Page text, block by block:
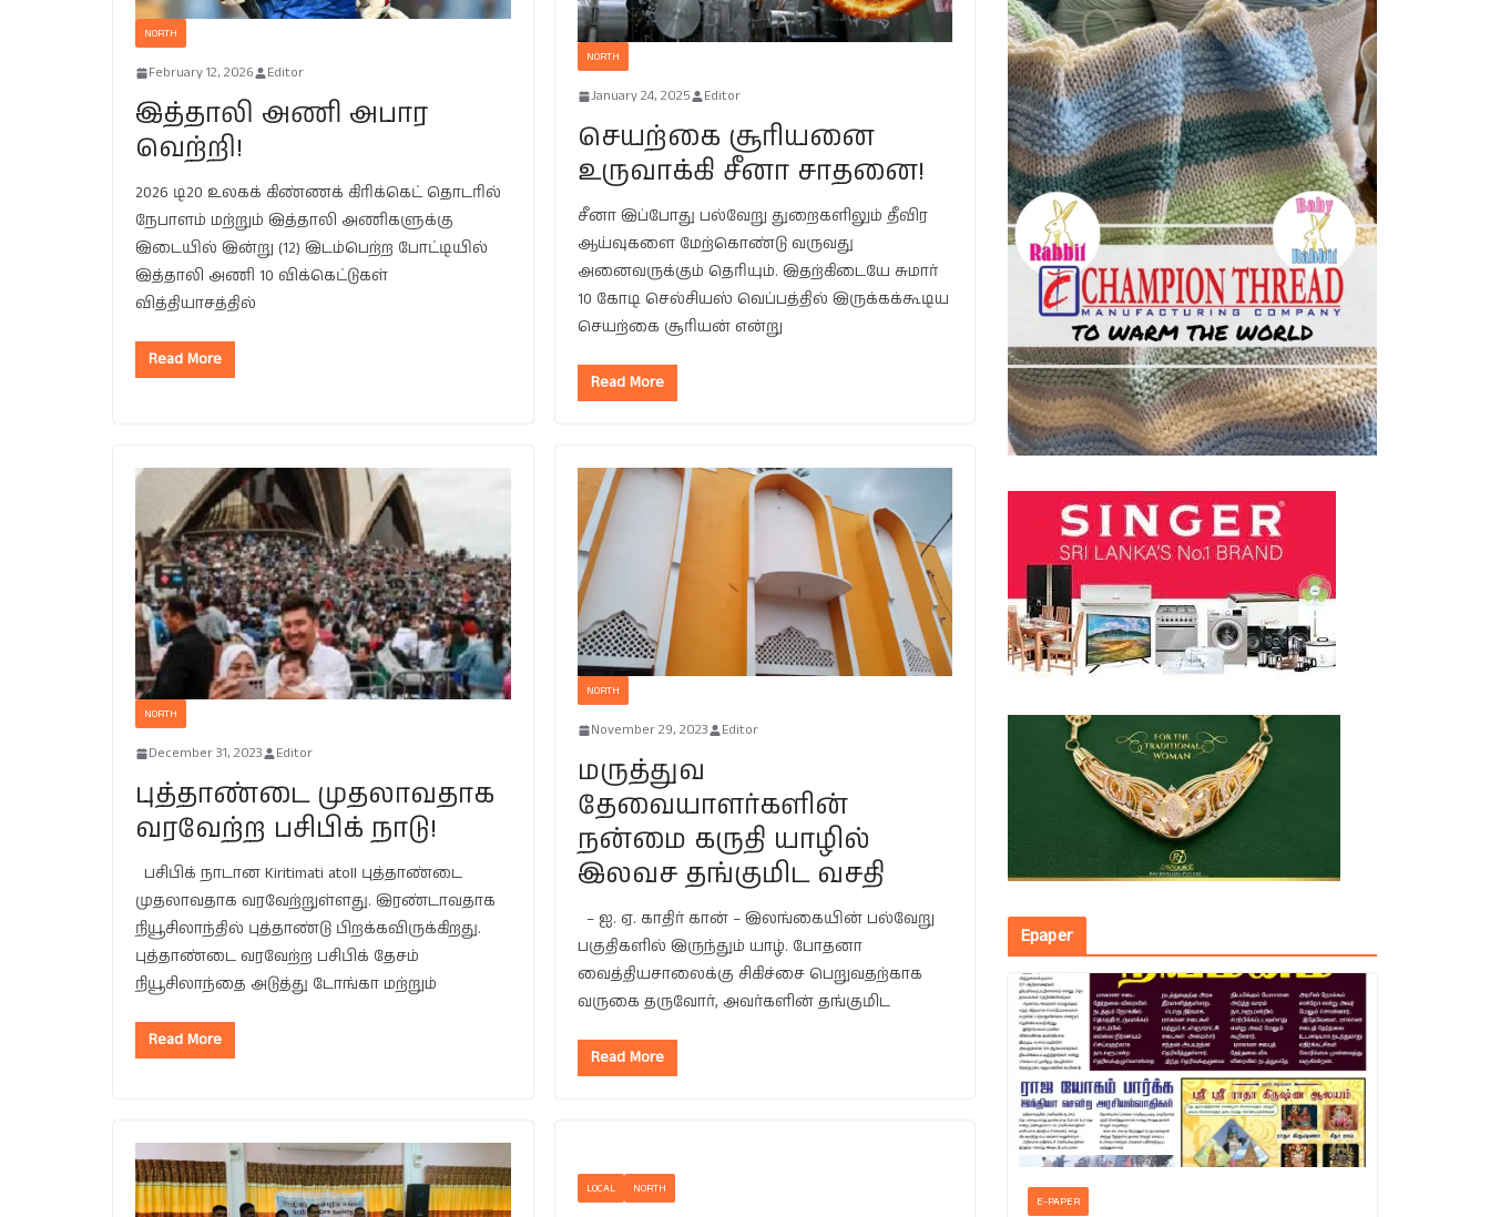
NORTH
February 12, 2026 Editor
இத்தாலி அணி அபார
வெற்றி!
2026 டி20 உலகக் கிண்ணக் கிரிக்கெட் தொடரில்
நேபாளம் மற்றும் இத்தாலி அணிகளுக்கு
இடையில் இன்று (12) இடம்பெற்ற போட்டியில்
இத்தாலி அணி 10 விக்கெட்டுகள்
வித்தியாசத்தில்
Read More
NORTH
January 24, 2025 Editor
செயற்கை சூரியனை
உருவாக்கி சீனா சாதனை!
சீனா இப்போது பல்வேறு துறைகளிலும் தீவிர
ஆய்வுகளை மேற்கொண்டு வருவது
அனைவருக்கும் தெரியும். இதற்கிடையே சுமார்
10 கோடி செல்சியஸ் வெப்பத்தில் இருக்கக்கூடிய
செயற்கை சூரியன் என்று
Read More
NORTH
December 31, 2023 Editor
புத்தாண்டை முதலாவதாக
வரவேற்ற பசிபிக் நாடு!
பசிபிக் நாடான Kiritimati atoll புத்தாண்டை
முதலாவதாக வரவேற்றுள்ளது. இரண்டாவதாக
நியூசிலாந்தில் புத்தாண்டு பிறக்கவிருக்கிறது.
புத்தாண்டை வரவேற்ற பசிபிக் தேசம்
நியூசிலாந்தை அடுத்து டோங்கா மற்றும்
Read More
NORTH
November 29, 2023 Editor
மருத்துவ
தேவையாளர்களின்
நன்மை கருதி யாழில்
இலவச தங்குமிட வசதி
– ஐ. ஏ. காதிர் கான் – இலங்கையின் பல்வேறு
பகுதிகளில் இருந்தும் யாழ். போதனா
வைத்தியசாலைக்கு சிகிச்சை பெறுவதற்காக
வருகை தருவோர், அவர்களின் தங்குமிட
Read More
LOCAL NORTH
Epaper
E-PAPER